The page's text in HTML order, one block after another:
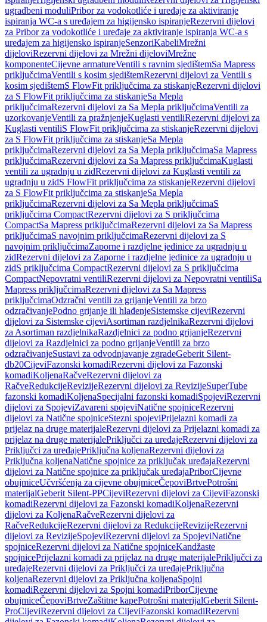
ugradbeni moduliPribor za vodokotliće i uređaje za aktiviranje
ispiranja WC-a s uređajem za higijensko ispiranjeRezervni dijelovi
za Pribor za vodokotliće i uređaje za aktiviranje ispiranja WC-a s
uređajem za higijensko ispiranjeSenzoriKabeliMrežni
dijeloviRezervni dijelovi za Mrežni dijeloviMrežne
komponenteCijevne armatureVentili s ravnim sjedištemSa Mapress
priključcimaVentili s kosim sjedištemRezervni dijelovi za Ventili s
kosim sjedištemS FlowFit priključcima za stiskanjeRezervni dijelovi
za S FlowFit priključcima za stiskanjeSa Mepla
priključcimaRezervni dijelovi za Sa Mepla priključcimaVentili za
uzorkovanjeVentili za pražnjenjeKuglasti ventiliRezervni dijelovi za
Kuglasti ventiliS FlowFit priključcima za stiskanjeRezervni dijelovi
za S FlowFit priključcima za stiskanjeSa Mepla
priključcimaRezervni dijelovi za Sa Mepla priključcimaSa Mapress
priključcimaRezervni dijelovi za Sa Mapress priključcimaKuglasti
ventili za ugradnju u zidRezervni dijelovi za Kuglasti ventili za
ugradnju u zidS FlowFit priključcima za stiskanjeRezervni dijelovi
za S FlowFit priključcima za stiskanjeSa Mepla
priključcimaRezervni dijelovi za Sa Mepla priključcimaS
priključcima CompactRezervni dijelovi za S priključcima
CompactSa Mapress priključcimaRezervni dijelovi za Sa Mapress
priključcimaS navojnim priključcimaRezervni dijelovi za S
navojnim priključcimaZaporne i razdjelne jedinice za ugradnju u
zidRezervni dijelovi za Zaporne i razdjelne jedinice za ugradnju u
zidS priključcima CompactRezervni dijelovi za S priključcima
CompactNepovratni ventiliRezervni dijelovi za Nepovratni ventiliSa
Mapress priključcimaRezervni dijelovi za Sa Mapress
priključcimaOdzračni ventili za grijanjeVentili za brzo
odzračivanjePodno grijanje ili hlađenjeSistemske cijeviRezervni
dijelovi za Sistemske cijeviAsortiman razdjelnikaRezervni dijelovi
za Asortiman razdjelnikaRazdjelnici za podno grijanjeRezervni
dijelovi za Razdjelnici za podno grijanjeVentili za brzo
odzračivanjeSustavi za odvodnjavanje zgradeGeberit Silent-
db20CijeviFazonski komadiRezervni dijelovi za Fazonski
komadiKoljenaRačveRezervni dijelovi za
RačveRedukcijeRevizijeRezervni dijelovi za RevizijeSuperTube
fazonski komadiKoljenaSpecijalni fazonski komadiSpojeviRezervni
dijelovi za SpojeviZavareni spojeviNatične spojniceRezervni
dijelovi za Natične spojniceStezni spojeviPrijelazni komadi za
prijelaz na druge materijaleRezervni dijelovi za Prijelazni komadi za
prijelaz na druge materijalePriključci za uređajeRezervni dijelovi za
Priključci za uređajePriključna koljenaRezervni dijelovi za
Priključna koljenaNatične spojnice za priključak uređajaRezervni
dijelovi za Natične spojnice za priključak uređajaPriborCijevne
obujmiceUčvršćenja za cijevne obujmiceČepoviBrtvePotrošni
materijalGeberit Silent-PPCijeviRezervni dijelovi za CijeviFazonski
komadiRezervni dijelovi za Fazonski komadiKoljenaRezervni
dijelovi za KoljenaRačveRezervni dijelovi za
RačveRedukcijeRezervni dijelovi za RedukcijeRevizijeRezervni
dijelovi za RevizijeSpojeviRezervni dijelovi za SpojeviNatične
spojniceRezervni dijelovi za Natične spojniceKandžaste
spojnicePrijelazni komadi za prijelaz na druge materijalePriključci za
uređajeRezervni dijelovi za Priključci za uređajePriključna
koljenaRezervni dijelovi za Priključna koljenaSpojni
komadiRezervni dijelovi za Spojni komadiPriborCijevne
obujmiceČepoviBrtveZaštitne kapePotrošni materijalGeberit Silent-
ProCijeviRezervni dijelovi za CijeviFazonski komadiRezervni